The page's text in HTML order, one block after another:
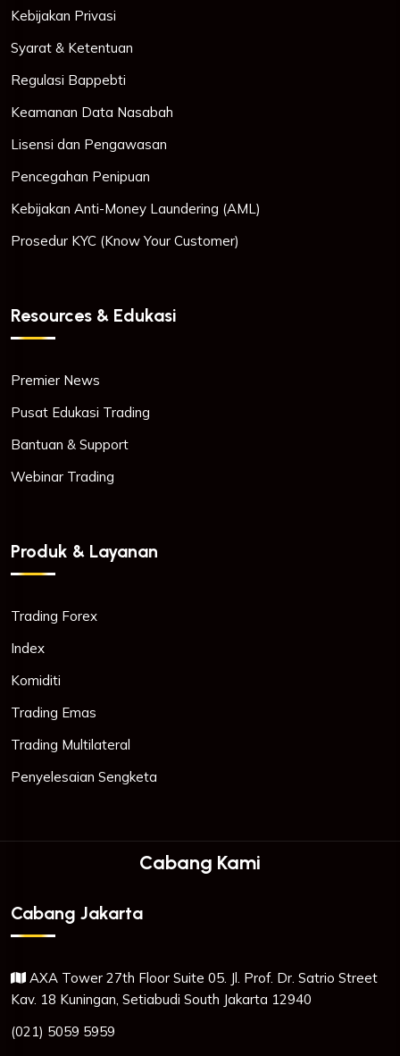
Kebijakan Privasi
Syarat & Ketentuan
Regulasi Bappebti
Keamanan Data Nasabah
Lisensi dan Pengawasan
Pencegahan Penipuan
Kebijakan Anti-Money Laundering (AML)
Prosedur KYC (Know Your Customer)
Resources & Edukasi
Premier News
Pusat Edukasi Trading
Bantuan & Support
Webinar Trading
Produk & Layanan
Trading Forex
Index
Komiditi
Trading Emas
Trading Multilateral
Penyelesaian Sengketa
Cabang Kami
Cabang Jakarta
AXA Tower 27th Floor Suite 05. Jl. Prof. Dr. Satrio Street
Kav. 18 Kuningan, Setiabudi South Jakarta 12940
(021) 5059 5959